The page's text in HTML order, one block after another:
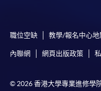
職位空缺 教學/報名中心地
內聯網 網頁出版政策
© 2026 香港大學專業進修學